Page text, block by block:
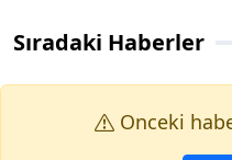
Sıradaki Haberler
Onceki